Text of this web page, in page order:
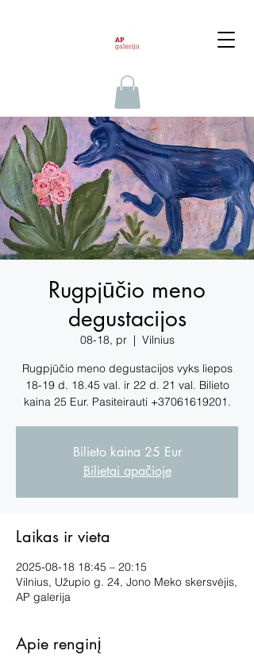
Rugpjūčio meno
degustacijos
08-18, pr
  |
Vilnius
Rugpjūčio meno degustacijos vyks liepos
18-19 d. 18.45 val. ir 22 d. 21 val. Bilieto
kaina 25 Eur. Pasiteirauti +37061619201.
Bilieto kaina 25 Eur
Bilietai apačioje
Laikas ir vieta
2025-08-18 18:45 – 20:15
Vilnius, Užupio g. 24, Jono Meko skersvėjis,
AP galerija
Apie renginį